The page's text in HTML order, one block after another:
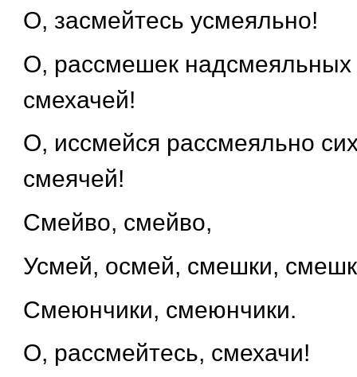
О, засмейтесь усмеяльно!
О, рассмешек
смехачей!
О, иссмейся рассмеяльно
смеячей!
Смейво, смейво,
Усмей, осмей, смешки,
Смеюнчики, смеюнчики.
О, рассмейтесь, смехачи!